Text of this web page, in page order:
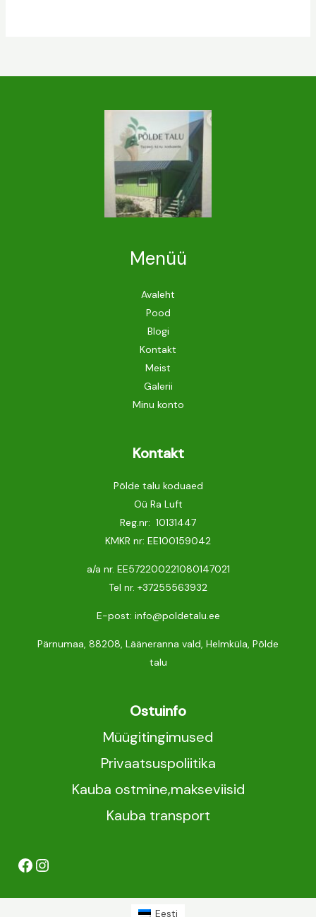
Menüü
Avaleht
Pood
Blogi
Kontakt
Meist
Galerii
Minu konto
Kontakt
Põlde talu koduaed
Oü Ra Luft
Reg.nr: 10131447
KMKR nr: EE100159042
a/a nr. EE572200221080147021
Tel nr. +37255563932
E-post: info@poldetalu.ee
Pärnumaa, 88208, Lääneranna vald, Helmküla, Põlde
talu
Ostuinfo
Müügitingimused
Privaatsuspoliitika
Kauba ostmine,makseviisid
Kauba transport
Eesti